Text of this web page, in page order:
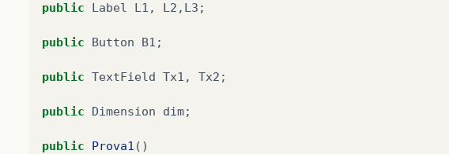
public Label L1 , L2 , L3 ;
public Button B1 ;
public TextField Tx1 , Tx2 ;
public Dimension dim;
public Prova1 ()